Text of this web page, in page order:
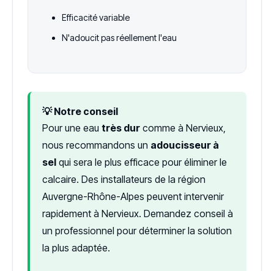
Efficacité variable
N'adoucit pas réellement l'eau
💡 Notre conseil
Pour une eau très dur comme à Nervieux,
nous recommandons un adoucisseur à
sel qui sera le plus efficace pour éliminer le
calcaire. Des installateurs de la région
Auvergne-Rhône-Alpes peuvent intervenir
rapidement à Nervieux. Demandez conseil à
un professionnel pour déterminer la solution
la plus adaptée.